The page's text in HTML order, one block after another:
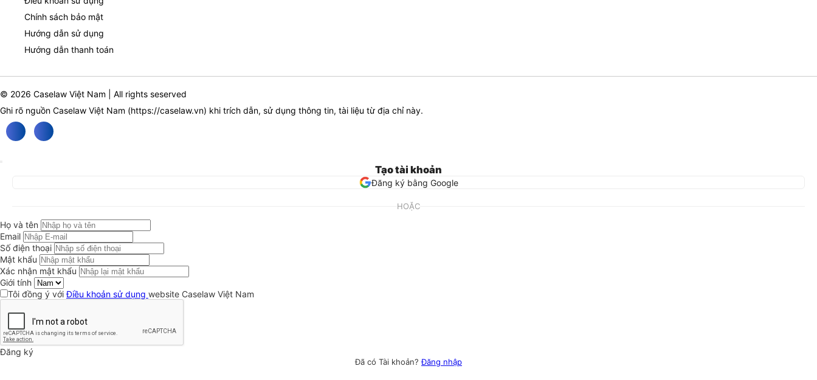
Chính sách bảo mật
Hướng dẫn sử dụng
Hướng dẫn thanh toán
© 2026 Caselaw Việt Nam | All rights seserved
Ghi rõ nguồn Caselaw Việt Nam (https://caselaw.vn) khi trích dẫn, sử dụng thông tin, tài liệu từ địa chỉ này.
Tạo tài khoản
Đăng ký bằng Google
HOẶC
Họ và tên
Email
Số điện thoại
Mật khẩu
Xác nhận mật khẩu
Giới tính
Tôi đồng ý vớiĐiều khoản sử dụng website Caselaw Việt Nam
Đăng ký
Đã có Tài khoản?Đăng nhập